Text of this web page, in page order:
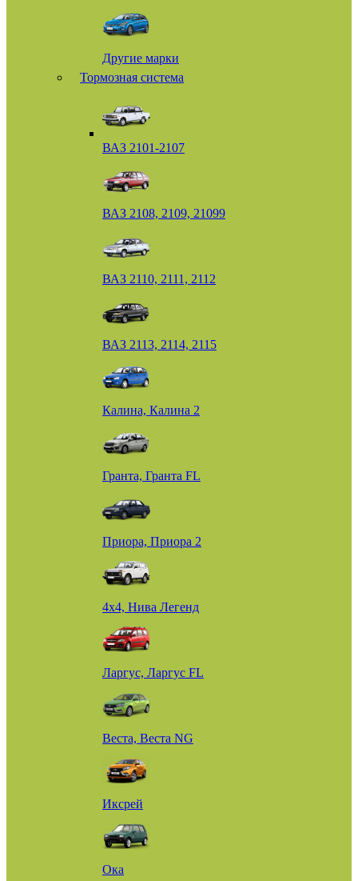
Другие марки
Тормозная система
ВАЗ 2101-2107
ВАЗ 2108, 2109, 21099
ВАЗ 2110, 2111, 2112
ВАЗ 2113, 2114, 2115
Калина, Калина 2
Гранта, Гранта FL
Приора, Приора 2
4х4, Нива Легенд
Ларгус, Ларгус FL
Веста, Веста NG
Иксрей
Ока